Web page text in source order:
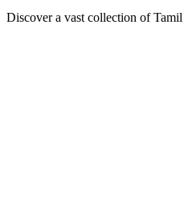
Discover a vast collection of